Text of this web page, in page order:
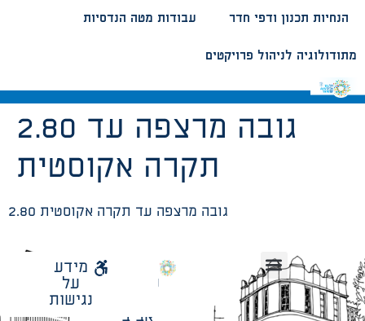
עבודות מטה הנדסיות הנחיות תכנון ודפי חדר
מתודולוגיה לניהול פרויקטים
2.80 גובה מרצפה עד
תקרה אקוסטית
2.80 גובה מרצפה עד תקרה אקוסטית
עיריית
אביב
מידע
על
נגישות